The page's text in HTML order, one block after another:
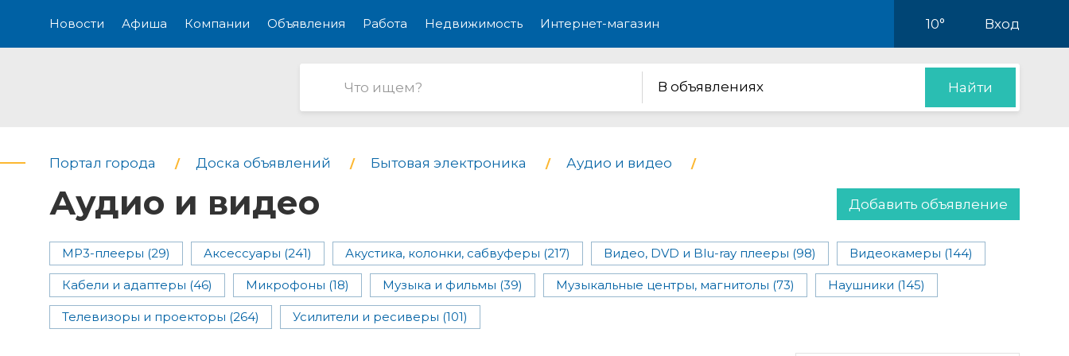
Новости Афиша Компании Объявления Работа Недвижимость Интернет-магазин 10° Вход
В объявлениях Найти
Портал города Доска объявлений Бытовая электроника Аудио и видео
Аудио и видео Добавить объявление
MP3-плееры (29) Аксессуары (241) Акустика, колонки, сабвуферы (217) Видео, DVD и Blu-ray плееры (98) Видеокамеры (144)
Кабели и адаптеры (46) Микрофоны (18) Музыка и фильмы (39) Музыкальные центры, магнитолы (73) Наушники (145)
Телевизоры и проекторы (264) Усилители и ресиверы (101)